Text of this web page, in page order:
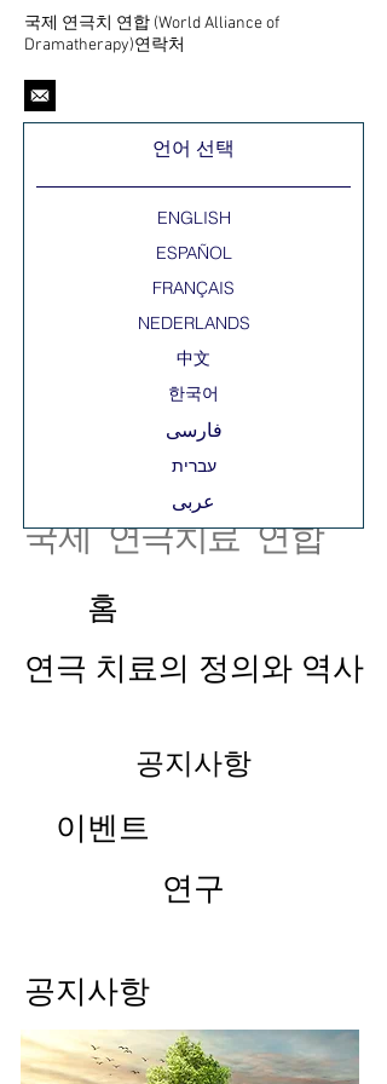
국제 연극치 연합 (World Alliance of
Dramatherapy)연락처
국제 연극치료 연합
언어 선택
中文
ESPAÑOL
한국어
FRANÇAIS
עברית‎
ENGLISH
NEDERLANDS
فارسی
عربى
홈
연극 치료의 정의와 역사
공지사항
이벤트
연구
공지사항